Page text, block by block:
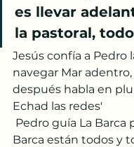
es llevar
la pastoral,
Jesús confía a Pedro
navegar Mar
después habla en
Echad las redes'
Barca están todos y